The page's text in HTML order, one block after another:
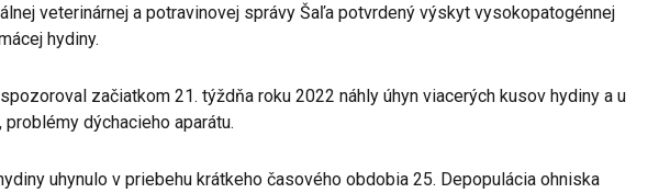
veterinárnej a potravinovej správy Šaľa potvrdený výskyt vysokopatogénnej
hydiny.
začiatkom 21. týždňa roku 2022 náhly úhyn viacerých kusov hydiny a u
dýchacieho aparátu.
uhynulo v priebehu krátkeho časového obdobia 25. Depopulácia ohniska